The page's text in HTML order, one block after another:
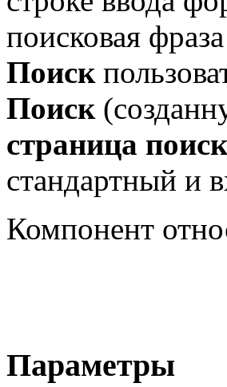
поисковая
Поиск
Поиск
страница
стандартный и
Компонент
Параметры